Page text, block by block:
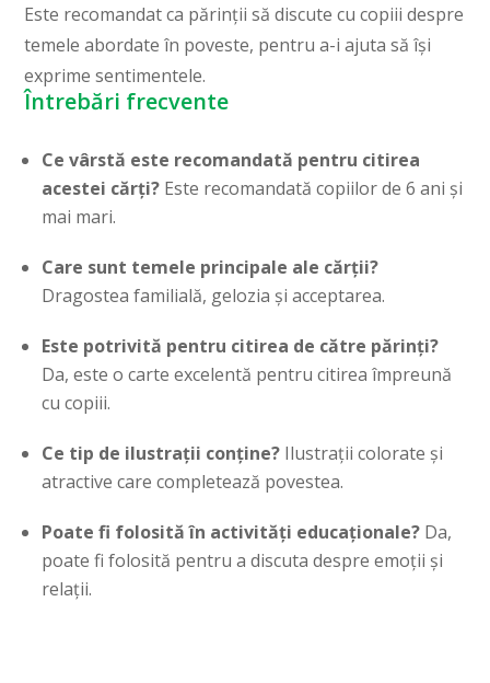
Este recomandat ca părinții să discute cu copiii despre
temele abordate în poveste, pentru a-i ajuta să își
exprime sentimentele.
Întrebări frecvente
Ce vârstă este recomandată pentru citirea
acestei cărți? Este recomandată copiilor de 6 ani și
mai mari.
Care sunt temele principale ale cărții?
Dragostea familială, gelozia și acceptarea.
Este potrivită pentru citirea de către părinți?
Da, este o carte excelentă pentru citirea împreună
cu copiii.
Ce tip de ilustrații conține? Ilustrații colorate și
atractive care completează povestea.
Poate fi folosită în activități educaționale? Da,
poate fi folosită pentru a discuta despre emoții și
relații.